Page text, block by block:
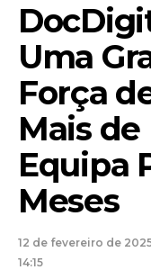
Uma
Força
Mais
Equipa
Meses
12 de fevereiro de
14:15